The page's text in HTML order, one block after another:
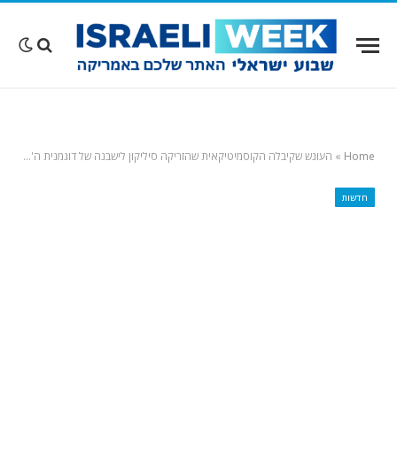
Home
» העונש שקיבלה הקוסמיטיקאית שהזריקה סיליקון לישבנה של דוגמנית ה'אונליפאנס' והכפילה של קים קרדשיאן במלון בקליפורניה – וגרמה למותה
חדשות